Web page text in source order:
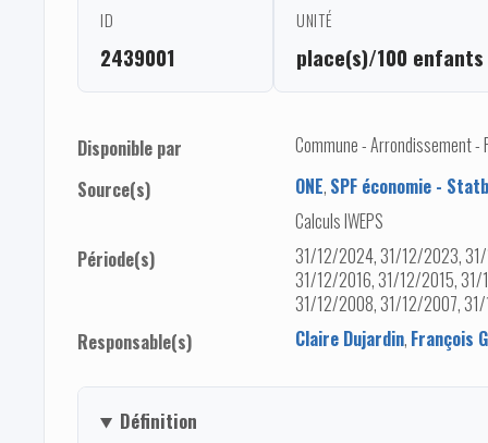
ID
2439001
UNITÉ
place(s)/100 enfants
Disponible par
Commune - Arrondissement -
Source(s)
ONE, SPF économie -
Calculs IWEPS
Période(s)
31/12/2024, 31/12/2023,
31/12/2016, 31/12/2015,
31/12/2008, 31/12/2007,
Responsable(s)
Claire Dujardin, François
Définition